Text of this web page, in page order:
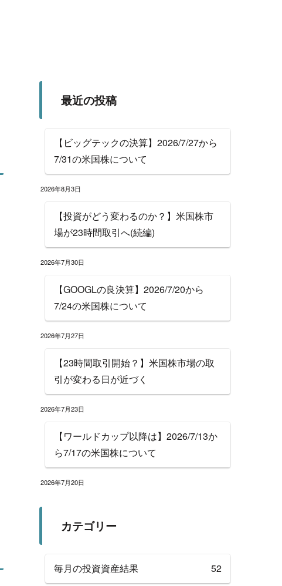
最近の投稿
【ビッグテックの決算】2026/7/27から
7/31の米国株について
2026年8月3日
【投資がどう変わるのか？】米国株市
場が23時間取引へ(続編)
2026年7月30日
【GOOGLの良決算】2026/7/20から
7/24の米国株について
2026年7月27日
【23時間取引開始？】米国株市場の取
引が変わる日が近づく
2026年7月23日
【ワールドカップ以降は】2026/7/13か
ら7/17の米国株について
2026年7月20日
カテゴリー
毎月の投資資産結果 52